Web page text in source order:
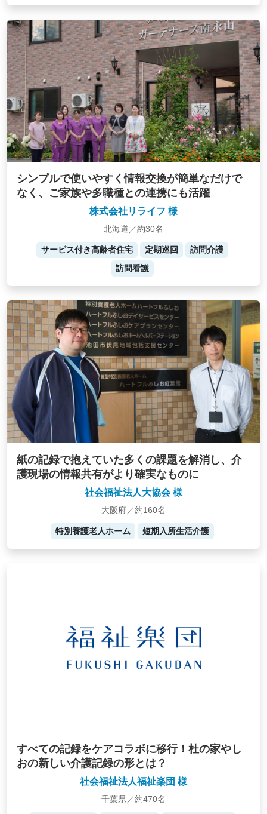
シンプルで使いやすく情報交換が簡単なだけで
なく、ご家族や多職種との連携にも活躍
株式会社リライフ 様
北海道／約30名
サービス付き高齢者住宅 定期巡回
訪問介護
訪問看護
紙の記録で抱えていた多くの課題を解消し、介
護現場の情報共有がより確実なものに
社会福祉法人大協会 様
大阪府／約160名
特別養護老人ホーム 短期入所生活介護
すべての記録をケアコラボに移行！杜の家やし
おの新しい介護記録の形とは？
社会福祉法人福祉楽団 様
千葉県／約470名